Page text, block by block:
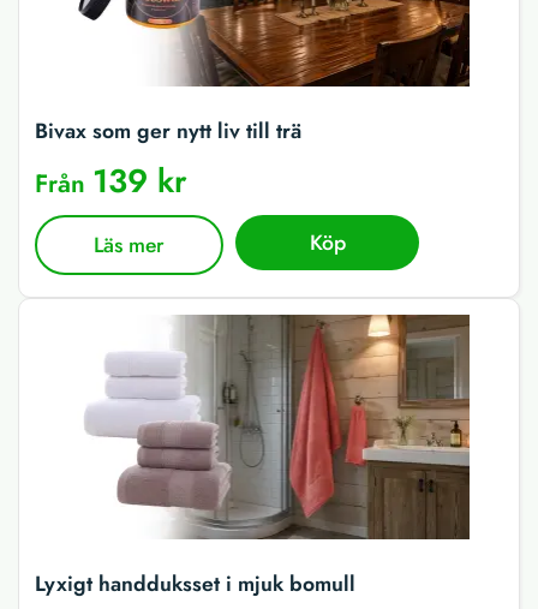
Bivax som ger nytt liv till trä
Från 139 kr
Läs mer Köp
Lyxigt handduksset i mjuk bomull